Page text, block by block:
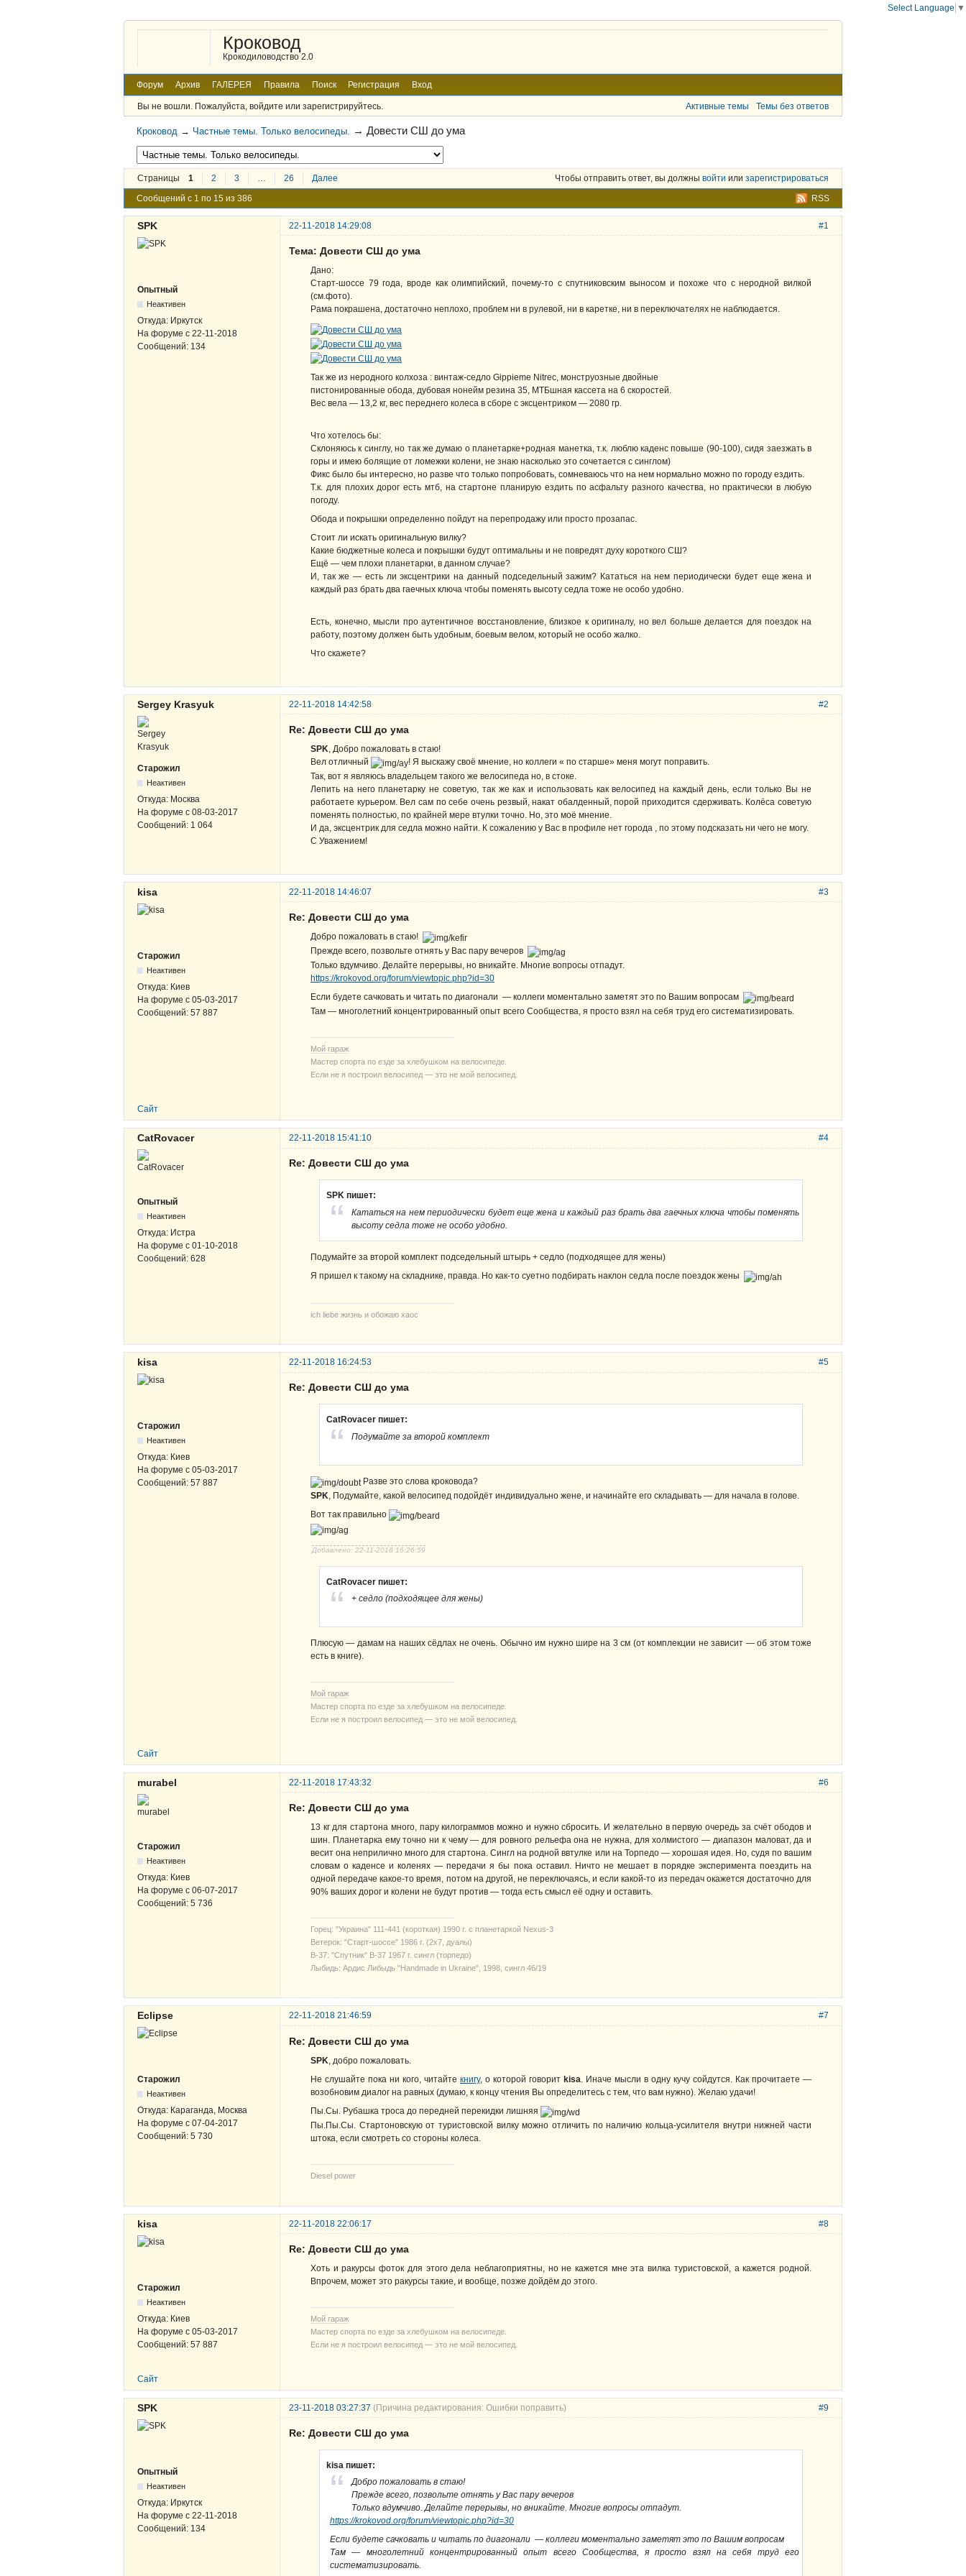
Кроковод
Крокодиловодство 2.0
Форум Архив ГАЛЕРЕЯ Правила Поиск Регистрация Вход
Вы не вошли. Пожалуйста, войдите или зарегистрируйтесь. Активные темы Темы без ответов
Кроковод → Частные темы. Только велосипеды. →Довести СШ до ума
Страницы 1 2 3 … 26 Далее Чтобы отправить ответ, вы должны войти или зарегистрироваться
RSS
Сообщений с 1 по 15 из 386
#1
SPK 22-11-2018 14:29:08
Опытный
Неактивен
Откуда: Иркутск
На форуме с 22-11-2018
Сообщений: 134
Тема: Довести СШ до ума
Дано:
Старт-шоссе 79 года, вроде как олимпийский, почему-то с спутниковским выносом и похоже что с неродной вилкой
(см.фото).
Рама покрашена, достаточно неплохо, проблем ни в рулевой, ни в каретке, ни в переключателях не наблюдается.
Так же из неродного колхоза : винтаж-седло Gippieme Nitrec, монструозные двойные
пистонированные обода, дубовая нонейм резина 35, МТБшная кассета на 6 скоростей.
Вес вела — 13,2 кг, вес переднего колеса в сборе с эксцентриком — 2080 гр.
Что хотелось бы:
Склоняюсь к синглу, но так же думаю о планетарке+родная манетка, т.к. люблю каденс повыше (90-100), сидя заезжать в
горы и имею болящие от ломежки колени, не знаю насколько это сочетается с синглом)
Фикс было бы интересно, но разве что только попробовать, сомневаюсь что на нем нормально можно по городу ездить.
Т.к. для плохих дорог есть мтб, на стартоне планирую ездить по асфальту разного качества, но практически в любую
погоду.
Обода и покрышки определенно пойдут на перепродажу или просто прозапас.
Стоит ли искать оригинальную вилку?
Какие бюджетные колеса и покрышки будут оптимальны и не повредят духу короткого СШ?
Ещё — чем плохи планетарки, в данном случае?
И, так же — есть ли эксцентрики на данный подседельный зажим? Кататься на нем периодически будет еще жена и
каждый раз брать два гаечных ключа чтобы поменять высоту седла тоже не особо удобно.
Есть, конечно, мысли про аутентичное восстановление, близкое к оригиналу, но вел больше делается для поездок на
работу, поэтому должен быть удобным, боевым велом, который не особо жалко.
Что скажете?
#2
Sergey Krasyuk 22-11-2018 14:42:58
Старожил
Неактивен
Откуда: Москва
На форуме с 08-03-2017
Сообщений: 1 064
Re: Довести СШ до ума
SPK, Добро пожаловать в стаю!
Вел отличный
! Я выскажу своё мнение, но коллеги « по старше» меня могут поправить.
Так, вот я являюсь владельцем такого же велосипеда но, в стоке.
Лепить на него планетарку не советую, так же как и использовать как велосипед на каждый день, если только Вы не
работаете курьером. Вел сам по себе очень резвый, накат обалденный, порой приходится сдерживать. Колёса советую
поменять полностью, по крайней мере втулки точно. Но, это моё мнение.
И да, эксцентрик для седла можно найти. К сожалению у Вас в профиле нет города , по этому подсказать ни чего не могу.
С Уважением!
#3
kisa 22-11-2018 14:46:07
Старожил
Неактивен
Откуда: Киев
На форуме с 05-03-2017
Сообщений: 57 887
Re: Довести СШ до ума
Добро пожаловать в стаю!
Прежде всего, позвольте отнять у Вас пару вечеров
Только вдумчиво. Делайте перерывы, но вникайте. Многие вопросы отпадут.
https://krokovod.org/forum/viewtopic.php?id=30
Если будете сачковать и читать по диагонали — коллеги моментально заметят это по Вашим вопросам
Там — многолетний концентрированный опыт всего Сообщества, я просто взял на себя труд его систематизировать.
Мой гараж
Мастер спорта по езде за хлебушком на велосипеде.
Если не я построил велосипед — это не мой велосипед.
Сайт
#4
CatRovacer 22-11-2018 15:41:10
Опытный
Неактивен
Откуда: Истра
На форуме с 01-10-2018
Сообщений: 628
Re: Довести СШ до ума
SPK пишет:
Кататься на нем периодически будет еще жена и каждый раз брать два гаечных ключа чтобы поменять
высоту седла тоже не особо удобно.
Подумайте за второй комплект подседельный штырь + седло (подходящее для жены)
Я пришел к такому на складнике, правда. Но как-то суетно подбирать наклон седла после поездок жены
ich liebe жизнь и обожаю хаос
#5
kisa 22-11-2018 16:24:53
Старожил
Неактивен
Откуда: Киев
На форуме с 05-03-2017
Сообщений: 57 887
Re: Довести СШ до ума
CatRovacer пишет:
Подумайте за второй комплект
Разве это слова кроковода?
SPK, Подумайте, какой велосипед подойдёт индивидуально жене, и начинайте его складывать — для начала в голове.
Вот так правильно
Добавлено: 22-11-2018 16:26:59
CatRovacer пишет:
+ седло (подходящее для жены)
Плюсую — дамам на наших сёдлах не очень. Обычно им нужно шире на 3 см (от комплекции не зависит — об этом тоже
есть в книге).
Мой гараж
Мастер спорта по езде за хлебушком на велосипеде.
Если не я построил велосипед — это не мой велосипед.
Сайт
#6
murabel 22-11-2018 17:43:32
Старожил
Неактивен
Откуда: Киев
На форуме с 06-07-2017
Сообщений: 5 736
Re: Довести СШ до ума
13 кг для стартона много, пару килограммов можно и нужно сбросить. И желательно в первую очередь за счёт ободов и
шин. Планетарка ему точно ни к чему — для ровного рельефа она не нужна, для холмистого — диапазон маловат, да и
весит она неприлично много для стартона. Сингл на родной ввтулке или на Торпедо — хорошая идея. Но, судя по вашим
словам о каденсе и коленях — передачи я бы пока оставил. Ничто не мешает в порядке эксперимента поездить на
одной передаче какое-то время, потом на другой, не переключаясь, и если какой-то из передач окажется достаточно для
90% ваших дорог и колени не будут против — тогда есть смысл её одну и оставить.
Горец: "Украина" 111-441 (короткая) 1990 г. с планетаркой Nexus-3
Ветерок: "Старт-шоссе" 1986 г. (2х7, дуалы)
В-37: "Спутник" В-37 1967 г. сингл (торпедо)
Лыбидь: Ардис Либыдь "Handmade in Ukraine", 1998, сингл 46/19
#7
Eclipse 22-11-2018 21:46:59
Старожил
Неактивен
Откуда: Караганда, Москва
На форуме с 07-04-2017
Сообщений: 5 730
Re: Довести СШ до ума
SPK , добро пожаловать.
Не слушайте пока ни кого, читайте книгу, о которой говорит kisa. Иначе мысли в одну кучу сойдутся. Как прочитаете —
возобновим диалог на равных (думаю, к концу чтения Вы определитесь с тем, что вам нужно). Желаю удачи!
Пы.Сы. Рубашка троса до передней перекидки лишняя
Пы.Пы.Сы. Стартоновскую от туристовской вилку можно отличить по наличию кольца-усилителя внутри нижней части
штока, если смотреть со стороны колеса.
Diesel power
#8
kisa 22-11-2018 22:06:17
Старожил
Неактивен
Откуда: Киев
На форуме с 05-03-2017
Сообщений: 57 887
Re: Довести СШ до ума
Хоть и ракурсы фоток для этого дела неблагоприятны, но не кажется мне эта вилка туристовской, а кажется родной.
Впрочем, может это ракурсы такие, и вообще, позже дойдём до этого.
Мой гараж
Мастер спорта по езде за хлебушком на велосипеде.
Если не я построил велосипед — это не мой велосипед.
Сайт
#9
SPK 23-11-2018 03:27:37 (Причина редактирования: Ошибки поправить)
Опытный
Неактивен
Откуда: Иркутск
На форуме с 22-11-2018
Сообщений: 134
Re: Довести СШ до ума
kisa пишет:
Добро пожаловать в стаю!
Прежде всего, позвольте отнять у Вас пару вечеров
Только вдумчиво. Делайте перерывы, но вникайте. Многие вопросы отпадут.
https://krokovod.org/forum/viewtopic.php?id=30
Если будете сачковать и читать по диагонали — коллеги моментально заметят это по Вашим вопросам
Там — многолетний концентрированный опыт всего Сообщества, я просто взял на себя труд его
систематизировать.
Select Language ▼